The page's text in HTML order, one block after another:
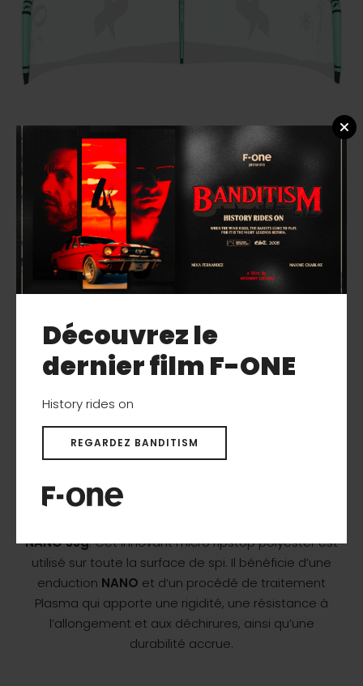
La structure gonflable de laBREEZE V4est en
158g. Ce tout nouveau polyester haute ténacité offre
une grande résistance à l’élongation et par
conséquent une plus grande durabilité et de
nouvelles performances.
Nouveaux tissus – NANO
NANO 55g. Cet innovant micro ripstop polyester est
utilisé sur toute la surface de spi. Il bénéficie d’une
enduction NANO et d’un procédé de traitement
Plasma qui apporte une rigidité, une résistance à
l’allongement et aux déchirures, ainsi qu’une
durabilité accrue.
Découvrez le
dernier film F-ONE
History rides on
REGARDEZ BANDITISM